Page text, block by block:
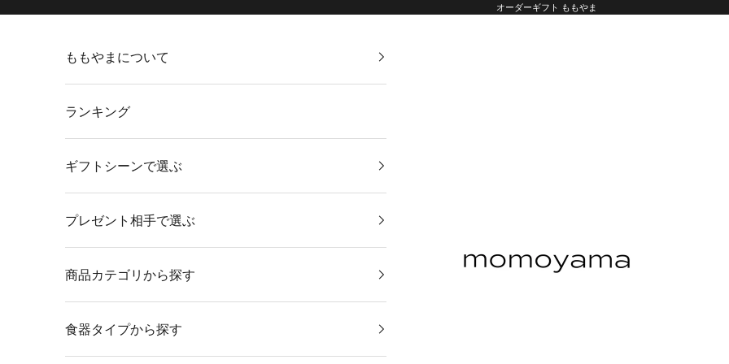
オーダーギフト ももやま
ももやまについて
ランキング
ギフトシーンで選ぶ
プレゼント相手で選ぶ
商品カテゴリから探す
食器タイプから探す